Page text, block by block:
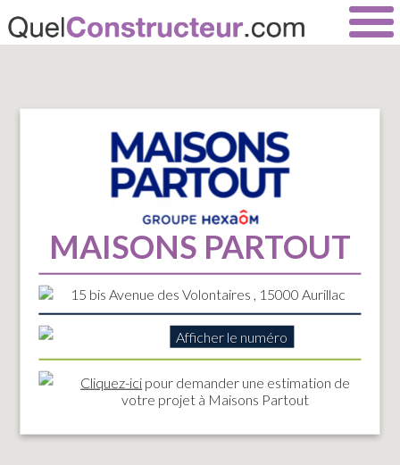
MAISONS PARTOUT
15 bis Avenue des Volontaires , 15000 Aurillac
Afficher le numéro
Cliquez-ici pour demander une estimation de
votre projet à Maisons Partout